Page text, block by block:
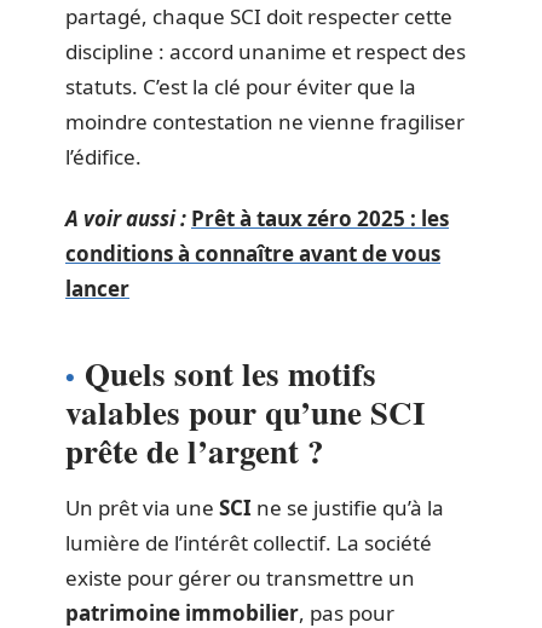
partagé, chaque SCI doit respecter cette
discipline : accord unanime et respect des
statuts. C’est la clé pour éviter que la
moindre contestation ne vienne fragiliser
l’édifice.
A voir aussi : Prêt à taux zéro 2025 : les
conditions à connaître avant de vous
lancer
Quels sont les motifs
valables pour qu’une SCI
prête de l’argent ?
Un prêt via une SCI ne se justifie qu’à la
lumière de l’intérêt collectif. La société
existe pour gérer ou transmettre un
patrimoine immobilier, pas pour